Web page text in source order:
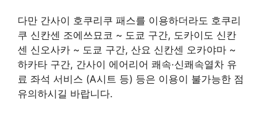
다만 간사이 호쿠리쿠 패스를 이용하더라도 호쿠리
쿠 신칸센 조에쓰묘코 ~ 도쿄 구간, 도카이도 신칸
센 신오사카 ~ 도쿄 구간, 산요 신칸센 오카야마 ~
하카타 구간, 간사이 에어리어 쾌속·신쾌속열차 유
료 좌석 서비스 (A시트 등) 등은 이용이 불가능한 점
유의하시길 바랍니다.